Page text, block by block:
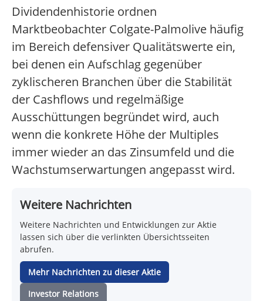
Dividendenhistorie ordnen
Marktbeobachter Colgate-Palmolive häufig
im Bereich defensiver Qualitätswerte ein,
bei denen ein Aufschlag gegenüber
zyklischeren Branchen über die Stabilität
der Cashflows und regelmäßige
Ausschüttungen begründet wird, auch
wenn die konkrete Höhe der Multiples
immer wieder an das Zinsumfeld und die
Wachstumserwartungen angepasst wird.
Weitere Nachrichten
Weitere Nachrichten und Entwicklungen zur Aktie
lassen sich über die verlinkten Übersichtsseiten
abrufen.
Mehr Nachrichten zu dieser Aktie
Investor Relations